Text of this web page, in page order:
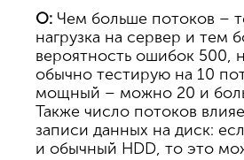
О: Чем больше потоков –
нагрузка на сервер и тем
вероятность ошибок 500,
обычно тестирую на 10
мощный – можно 20 и
Также число потоков
записи данных на диск:
и обычный HDD, то это